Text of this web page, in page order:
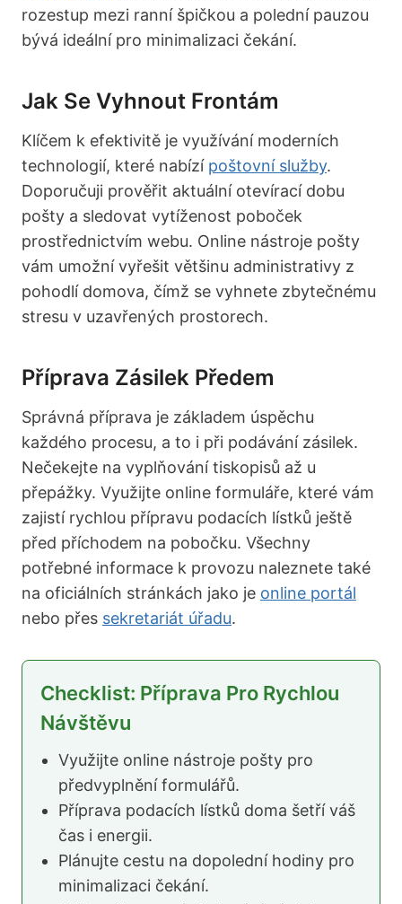
rozestup mezi ranní špičkou a polední pauzou
bývá ideální pro minimalizaci čekání.
Jak Se Vyhnout Frontám
Klíčem k efektivitě je využívání moderních
technologií, které nabízí poštovní služby.
Doporučuji prověřit aktuální otevírací dobu
pošty a sledovat vytíženost poboček
prostřednictvím webu. Online nástroje pošty
vám umožní vyřešit většinu administrativy z
pohodlí domova, čímž se vyhnete zbytečnému
stresu v uzavřených prostorech.
Příprava Zásilek Předem
Správná příprava je základem úspěchu
každého procesu, a to i při podávání zásilek.
Nečekejte na vyplňování tiskopisů až u
přepážky. Využijte online formuláře, které vám
zajistí rychlou přípravu podacích lístků ještě
před příchodem na pobočku. Všechny
potřebné informace k provozu naleznete také
na oficiálních stránkách jako je online portál
nebo přes sekretariát úřadu.
Checklist: Příprava Pro Rychlou
Návštěvu
Využijte online nástroje pošty pro
předvyplnění formulářů.
Příprava podacích lístků doma šetří váš
čas i energii.
Plánujte cestu na dopolední hodiny pro
minimalizaci čekání.